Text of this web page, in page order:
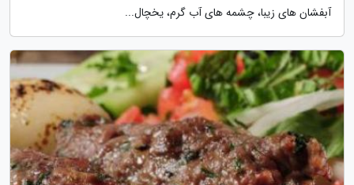
آبفشان های زیبا، چشمه های آب گرم، یخچال...